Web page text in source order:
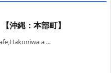
沖縄：本部町】
a ...